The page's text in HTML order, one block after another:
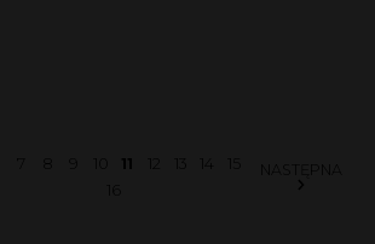
8 11 14 NASTĘPNA